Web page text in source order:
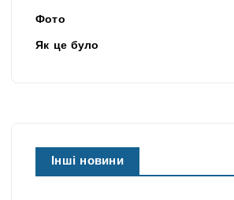
Фото
Як це було
Інші новини